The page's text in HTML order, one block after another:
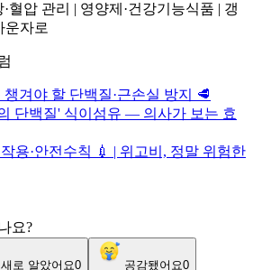
혈압 관리 | 영양제·건강기능식품 | 갱
운자로
겨야 할 단백질·근손실 방지 🥩
단백질' 식이섬유 — 의사가 보는 효
용·안전수칙 💉 | 위고비, 정말 위험한
요?
새로 알았어요0 공감됐어요0